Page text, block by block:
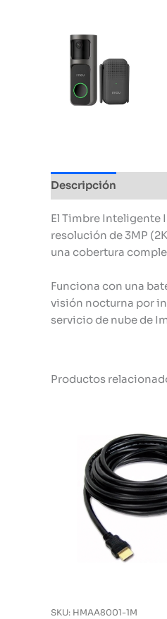
Descripción
El Timbre Inteligente
resolución de 3MP
una cobertura
Funciona con una
visión nocturna por
servicio de nube de
Productos
SKU: HMAA8001-1M